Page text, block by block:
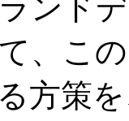
ンド
、こ
方策